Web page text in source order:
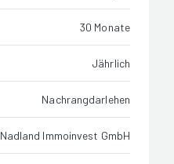
30 Monate
Jährlich
Nachrangdarlehen
Nadland Immoinvest GmbH